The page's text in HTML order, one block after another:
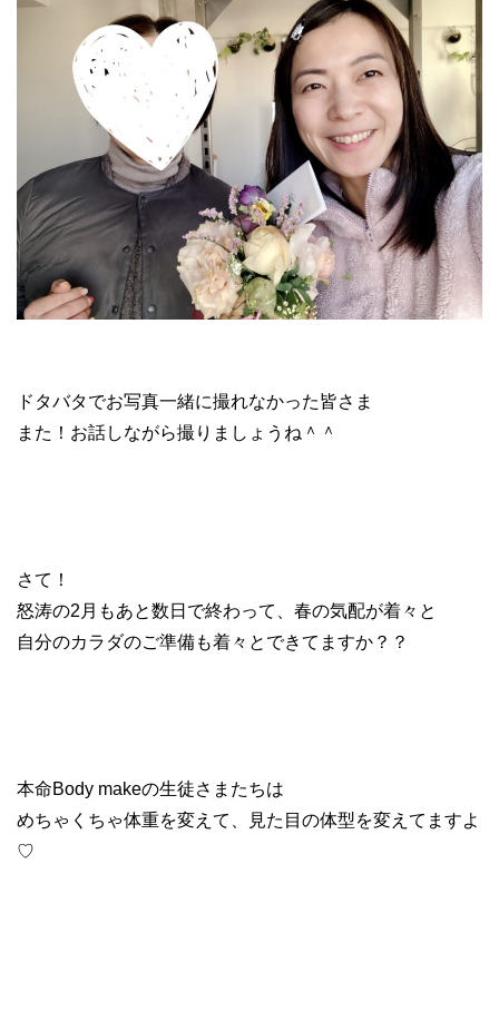
ドタバタでお写真一緒に撮れなかった皆さま
また！お話しながら撮りましょうね＾＾
さて！
怒涛の2月もあと数日で終わって、春の気配が着々と
自分のカラダのご準備も着々とできてますか？？
本命Body makeの生徒さまたちは
めちゃくちゃ体重を変えて、見た目の体型を変えてますよ
♡